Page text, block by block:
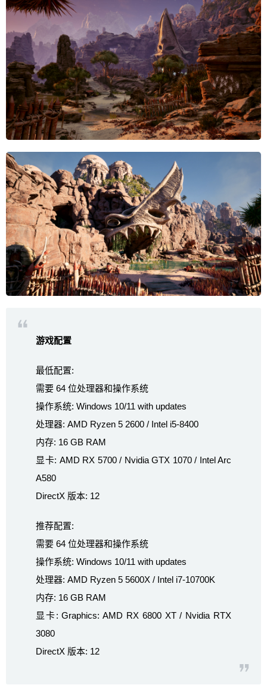
游戏配置
最低配置:
需要 64 位处理器和操作系统
操作系统: Windows 10/11 with updates
处理器: AMD Ryzen 5 2600 / Intel i5-8400
内存: 16 GB RAM
显卡: AMD RX 5700 / Nvidia GTX 1070 / Intel Arc
A580
DirectX 版本: 12
推荐配置:
需要 64 位处理器和操作系统
操作系统: Windows 10/11 with updates
处理器: AMD Ryzen 5 5600X / Intel i7-10700K
内存: 16 GB RAM
显卡: Graphics: AMD RX 6800 XT / Nvidia RTX
3080
DirectX 版本: 12